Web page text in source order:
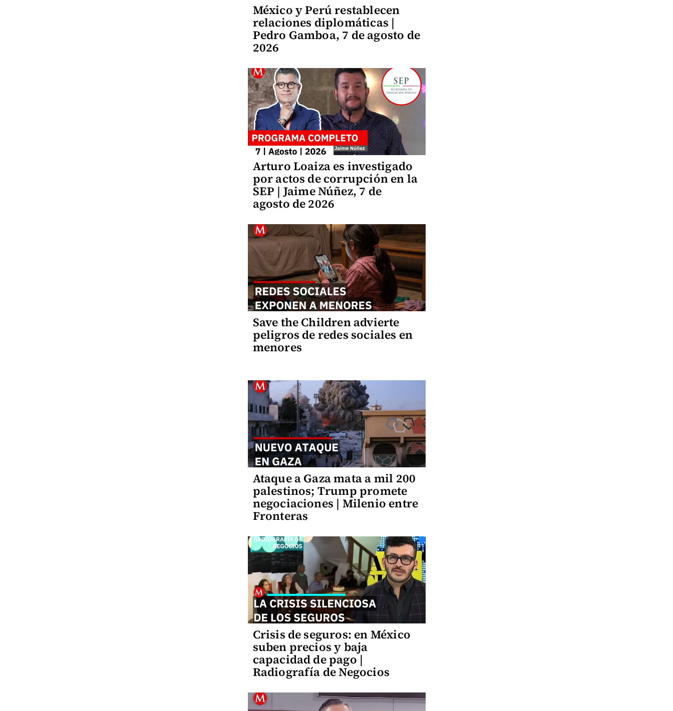
México y Perú restablecen
relaciones diplomáticas |
Pedro Gamboa, 7 de agosto de
2026
Arturo Loaiza es investigado
por actos de corrupción en la
SEP | Jaime Núñez, 7 de
agosto de 2026
Save the Children advierte
peligros de redes sociales en
menores
Ataque a Gaza mata a mil 200
palestinos; Trump promete
negociaciones | Milenio entre
Fronteras
Crisis de seguros: en México
suben precios y baja
capacidad de pago |
Radiografía de Negocios